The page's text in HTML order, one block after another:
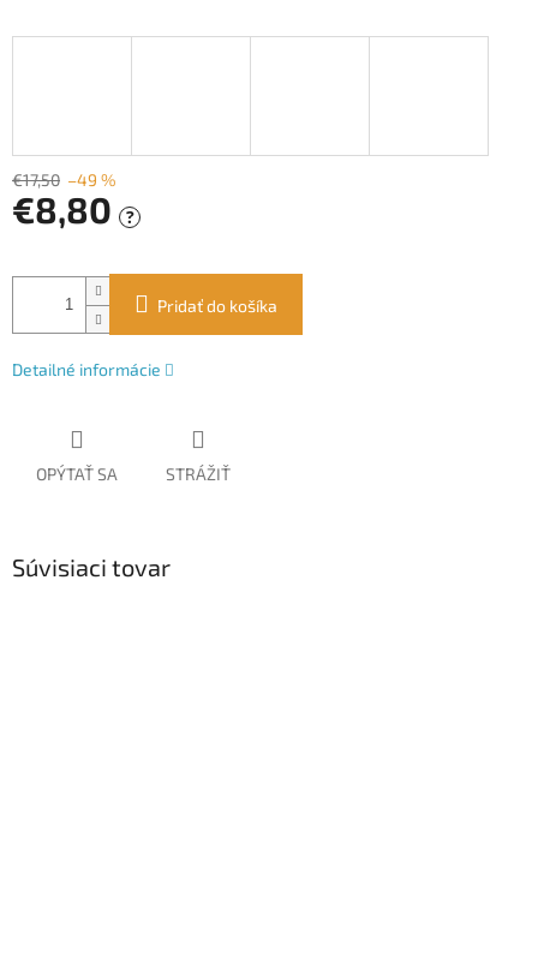
€17,50 –49 %
€8,80 ?
cena:
Pridať do košíka
Detailné informácie
OPÝTAŤ SA STRÁŽIŤ
Súvisiaci tovar